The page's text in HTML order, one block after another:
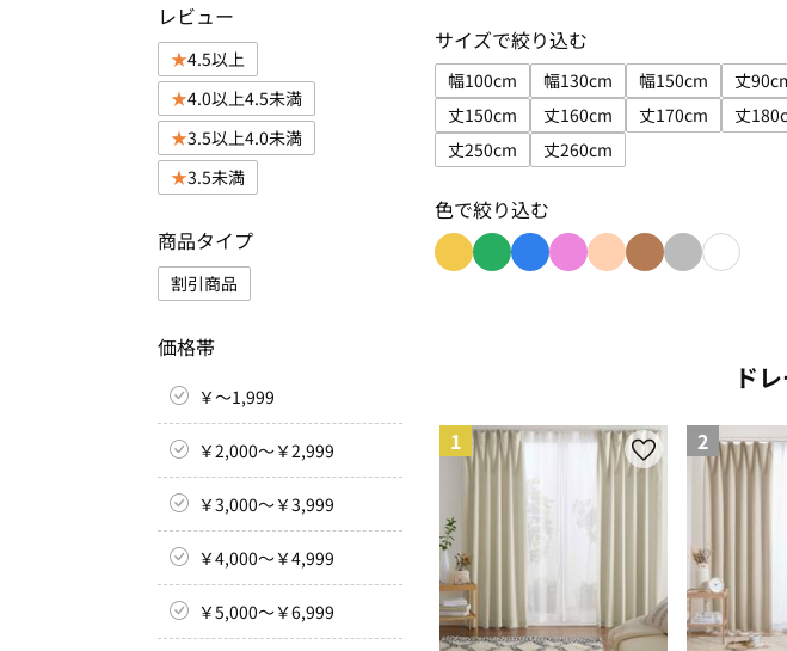
レビュー
4.5以上
4.0以上4.5未満
3.5以上4.0未満
3.5未満
商品タイプ
割引商品
価格帯
￥～1,999
￥2,000～￥2,999
￥3,000～￥3,999
￥4,000～￥4,999
￥5,000～￥6,999
サイズで絞り込む
幅100cm
サイズで絞り込み: 幅100cm
幅130cm
サイズで絞り込み: 幅130cm
幅150cm
サイズで絞り
丈
サ
丈150cm
サイズで絞り込み: 丈150cm
丈160cm
サイズで絞り込み: 丈160cm
丈170cm
サイズで絞り
丈
丈250cm
サイズで絞り込み: 丈250cm
丈260cm
サイズで絞り込み: 丈260cm
色で絞り込む
ド
1 2